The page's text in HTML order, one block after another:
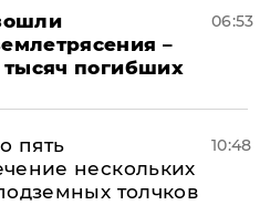
–
погибших
06:53
пять
нескольких
толчков
10:48